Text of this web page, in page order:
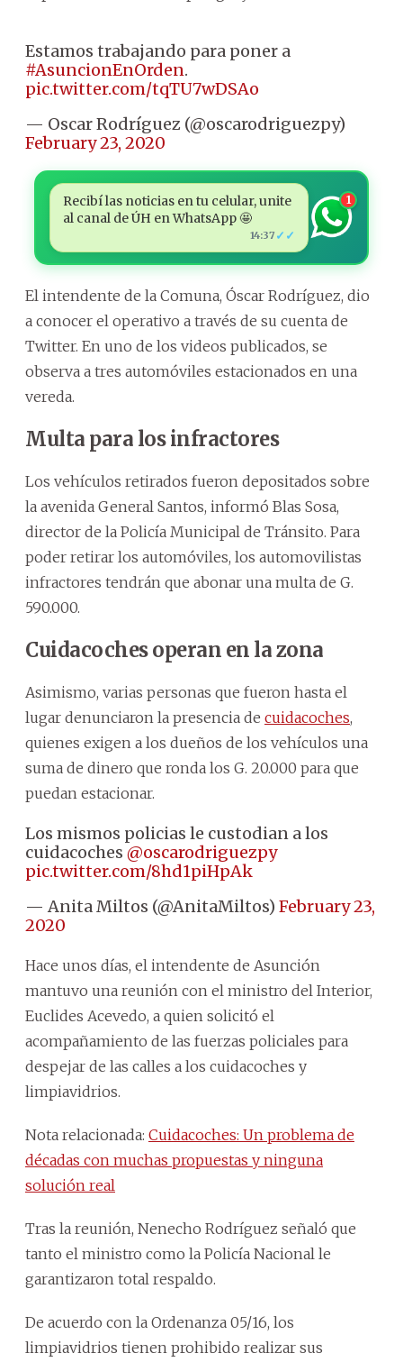
Estamos trabajando para poner a
#AsuncionEnOrden.
pic.twitter.com/tqTU7wDSAo
— Oscar Rodríguez (@oscarodriguezpy)
February 23, 2020
Recibí las noticias en tu celular, unite
al canal de ÚH en WhatsApp 🤩
14:37 ✓✓
1
El intendente de la Comuna, Óscar Rodríguez, dio
a conocer el operativo a través de su cuenta de
Twitter. En uno de los videos publicados, se
observa a tres automóviles estacionados en una
vereda.
Multa para los infractores
Los vehículos retirados fueron depositados sobre
la avenida General Santos, informó Blas Sosa,
director de la Policía Municipal de Tránsito. Para
poder retirar los automóviles, los automovilistas
infractores tendrán que abonar una multa de G.
590.000.
Cuidacoches operan en la zona
Asimismo, varias personas que fueron hasta el
lugar denunciaron la presencia de cuidacoches,
quienes exigen a los dueños de los vehículos una
suma de dinero que ronda los G. 20.000 para que
puedan estacionar.
Los mismos policias le custodian a los
cuidacoches @oscarodriguezpy
pic.twitter.com/8hd1piHpAk
— Anita Miltos (@AnitaMiltos) February 23,
2020
Hace unos días, el intendente de Asunción
mantuvo una reunión con el ministro del Interior,
Euclides Acevedo, a quien solicitó el
acompañamiento de las fuerzas policiales para
despejar de las calles a los cuidacoches y
limpiavidrios.
Nota relacionada: Cuidacoches: Un problema de
décadas con muchas propuestas y ninguna
solución real
Tras la reunión, Nenecho Rodríguez señaló que
tanto el ministro como la Policía Nacional le
garantizaron total respaldo.
De acuerdo con la Ordenanza 05/16, los
limpiavidrios tienen prohibido realizar sus